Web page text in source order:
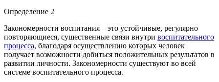
Определение 2
Закономерности воспитания – это устойчивые, регулярно
повторяющиеся, существенные связи внутри воспитательного
процесса, благодаря осуществлению которых человек
получает возможности добиться положительных результатов в
развитии личности. Закономерности существуют во всей
системе воспитательного процесса.